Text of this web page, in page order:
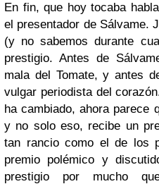
En fin, que hoy tocaba
el presentador de Sálvame.
(y no sabemos durante
prestigio. Antes de
mala del Tomate, y antes
vulgar periodista del
ha cambiado, ahora parece
y no solo eso, recibe un
tan rancio como el de los
premio polémico y
prestigio por mucho